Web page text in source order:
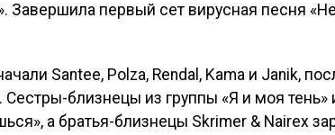
Завершила первый сет вирусная песня
Santee, Polza, Rendal, Kama и Janik,
Сестры-близнецы из группы «Я и моя
а братья-близнецы Skrimer & Nairex